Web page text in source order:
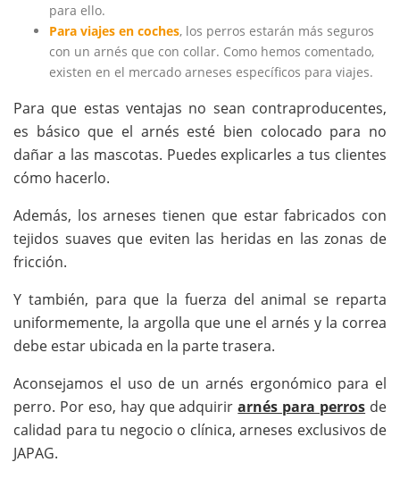
para ello.
Para viajes en coches, los perros estarán más seguros
con un arnés que con collar. Como hemos comentado,
existen en el mercado arneses específicos para viajes.
Para que estas ventajas no sean contraproducentes,
es básico que el arnés esté bien colocado para no
dañar a las mascotas. Puedes explicarles a tus clientes
cómo hacerlo.
Además, los arneses tienen que estar fabricados con
tejidos suaves que eviten las heridas en las zonas de
fricción.
Y también, para que la fuerza del animal se reparta
uniformemente, la argolla que une el arnés y la correa
debe estar ubicada en la parte trasera.
Aconsejamos el uso de un arnés ergonómico para el
perro. Por eso, hay que adquirirarnés para perros de
calidad para tu negocio o clínica, arneses exclusivos de
JAPAG.